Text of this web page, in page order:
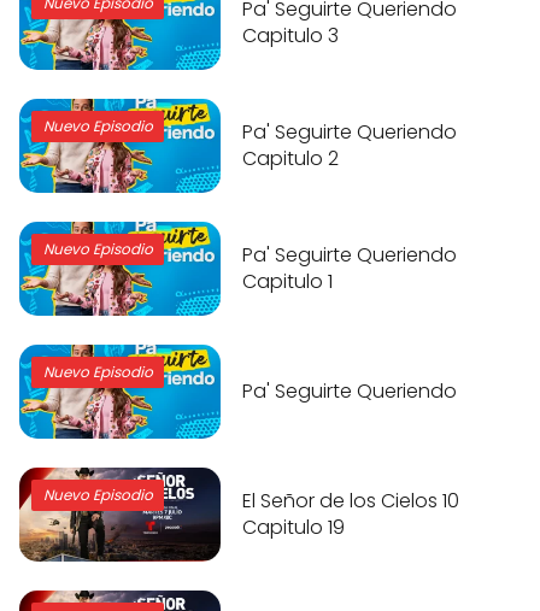
Pa' Seguirte Queriendo
Capitulo 3
Nuevo Episodio
Pa' Seguirte Queriendo
Capitulo 2
Nuevo Episodio
Pa' Seguirte Queriendo
Capitulo 1
Nuevo Episodio
Pa' Seguirte Queriendo
Nuevo Episodio
El Señor de los Cielos 10
Capitulo 19